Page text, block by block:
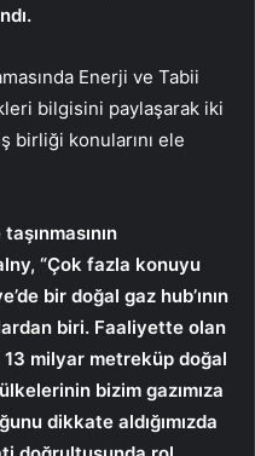
Enerji ve Tabii
bilgisini paylaşarak iki
birliği konularını ele
“Çok fazla konuyu
bir doğal gaz hub’ının
biri. Faaliyette olan
13 milyar metreküp doğal
bizim gazımıza
dikkate aldığımızda